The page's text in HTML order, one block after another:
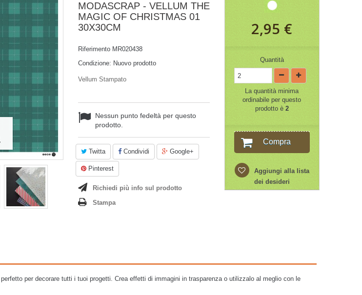
MODASCRAP - VELLUM THE
MAGIC OF CHRISTMAS 01
30X30CM
Riferimento MR020438
Condizione: Nuovo prodotto
Vellum Stampato
Nessun punto fedeltà per questo
prodotto.
Twitta Condividi Google+
Pinterest
Richiedi più info sul prodotto
Stampa
2,95 €
Quantità
La quantità minima
ordinabile per questo
prodotto è 2
Compra
Aggiungi alla lista
dei desideri
per decorare tutti i tuoi progetti. Crea effetti di immagini in trasparenza o utilizzalo al meglio con le